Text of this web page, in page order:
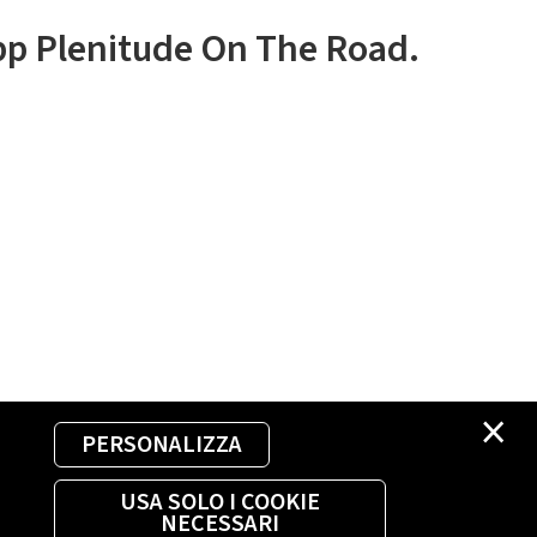
×
PERSONALIZZA
USA SOLO I COOKIE
NECESSARI
Plenitude On The Road.